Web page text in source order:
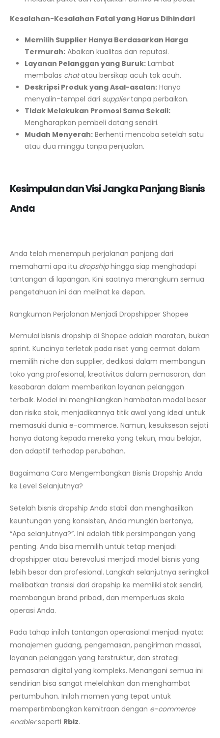
Kesalahan-Kesalahan Fatal yang Harus Dihindari
Memilih Supplier Hanya Berdasarkan Harga
Termurah:Abaikan kualitas dan reputasi.
Layanan Pelanggan yang Buruk:Lambat
membalas chatatau bersikap acuh tak acuh.
Deskripsi Produk yang Asal-asalan:Hanya
menyalin-tempel dari suppliertanpa perbaikan.
Tidak Melakukan Promosi Sama Sekali:
Mengharapkan pembeli datang sendiri.
Mudah Menyerah:Berhenti mencoba setelah satu
atau dua minggu tanpa penjualan.
Kesimpulan dan Visi Jangka Panjang Bisnis
Anda
Anda telah menempuh perjalanan panjang dari
memahami apa itu dropshiphingga siap menghadapi
tantangan di lapangan. Kini saatnya merangkum semua
pengetahuan ini dan melihat ke depan.
Rangkuman Perjalanan Menjadi Dropshipper Shopee
Memulai bisnis dropship di Shopee adalah maraton, bukan
sprint. Kuncinya terletak pada riset yang cermat dalam
memilih niche dan supplier, dedikasi dalam membangun
toko yang profesional, kreativitas dalam pemasaran, dan
kesabaran dalam memberikan layanan pelanggan
terbaik. Model ini menghilangkan hambatan modal besar
dan risiko stok, menjadikannya titik awal yang ideal untuk
memasuki dunia e-commerce. Namun, kesuksesan sejati
hanya datang kepada mereka yang tekun, mau belajar,
dan adaptif terhadap perubahan.
Bagaimana Cara Mengembangkan Bisnis Dropship Anda
ke Level Selanjutnya?
Setelah bisnis dropship Anda stabil dan menghasilkan
keuntungan yang konsisten, Anda mungkin bertanya,
“Apa selanjutnya?”. Ini adalah titik persimpangan yang
penting. Anda bisa memilih untuk tetap menjadi
dropshipper atau berevolusi menjadi model bisnis yang
lebih besar dan profesional. Langkah selanjutnya seringkali
melibatkan transisi dari dropship ke memiliki stok sendiri,
membangun brand pribadi, dan memperluas skala
operasi Anda.
Pada tahap inilah tantangan operasional menjadi nyata:
manajemen gudang, pengemasan, pengiriman massal,
layanan pelanggan yang terstruktur, dan strategi
pemasaran digital yang kompleks. Menangani semua ini
sendirian bisa sangat melelahkan dan menghambat
pertumbuhan. Inilah momen yang tepat untuk
mempertimbangkan kemitraan dengan e-commerce
enablerseperti Rbiz.